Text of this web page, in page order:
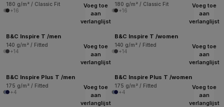
180 g/m² / Classic Fit
+16
180 g/m² / Classic Fit
+16
Voeg toe
aan
verlanglijst
B&C Inspire T /men
140 g/m² / Fitted
+14
Voeg toe
aan
verlanglijst
B&C Inspire T /women
140 g/m² / Fitted
+14
Voeg toe
aan
verlanglijst
B&C Inspire Plus T /men
175 g/m² / Fitted
+4
Voeg toe
aan
verlanglijst
B&C Inspire Plus T /women
175 g/m² / Fitted
+4
Voeg toe
aan
verlanglijst
Voeg toe
aan
verlanglijst